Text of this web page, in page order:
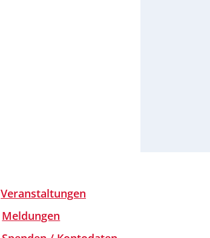
Veranstaltungen
Meldungen